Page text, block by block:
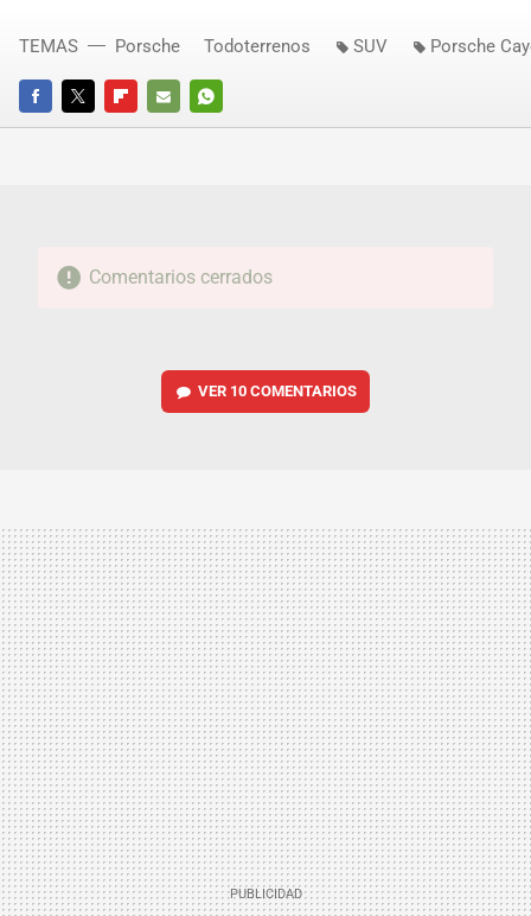
FACEBOOKTWITTERFLIPBOARD
E-
WHATSAPP
TEMAS Porsche Todoterrenos SUV Porsche
Comentarios cerrados
VER 10 COMENTARIOS